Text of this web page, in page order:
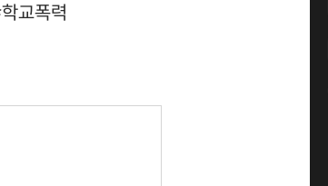
학교폭력